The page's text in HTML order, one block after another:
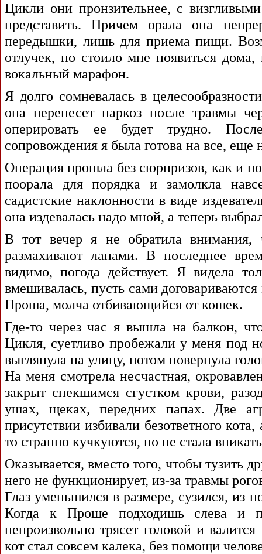
Цикли они пронзительнее, с
представить. Причем орала она
передышки, лишь для приема пищи.
отлучек, но стоило мне появиться
вокальный марафон.
Я долго сомневалась в
она перенесет наркоз после травмы
оперировать ее будет трудно.
сопровождения я была готова на все,
Операция прошла без сюрпризов, как и
поорала для порядка и замолкла
садистские наклонности в виде
она издевалась надо мной, а теперь
В тот вечер я не обратила
размахивают лапами. В последнее
видимо, погода действует. Я видела
вмешивалась, пусть сами
Проша, молча отбивающийся от кошек.
Где-то через час я вышла на балкон,
Цикля, суетливо пробежали у меня под
выглянула на улицу, потом повернула
На меня смотрела несчастная,
закрыт спекшимся сгустком крови,
ушах, щеках, передних папах. Две
присутствии избивали безответного
то странно кучкуются, но не стала
Оказывается, вместо того, чтобы тузить
него не функционирует, из-за травмы
Глаз уменьшился в размере, сузился, из
Когда к Проше подходишь слева и
непроизвольно трясет головой и
кот стал совсем калека, без помощи